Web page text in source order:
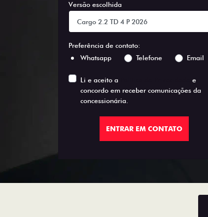
Versão escolhida
Preferência de contato:
Whatsapp
Telefone Email
Li e aceito a
e
concordo em receber comunicações da
concessionária.
ENTRAR EM CONTATO